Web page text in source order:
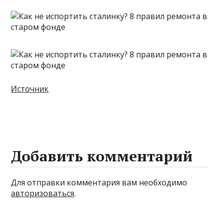
Источник
Добавить комментарий
Для отправки комментария вам необходимо
авторизоваться.